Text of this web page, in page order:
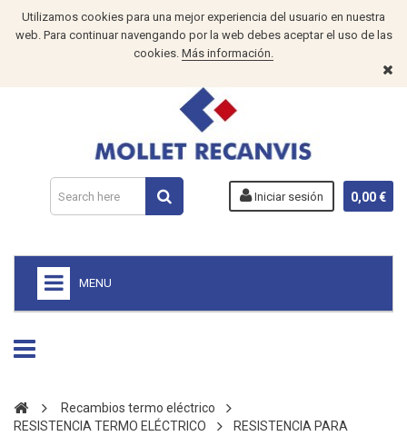
Utilizamos cookies para una mejor experiencia del usuario en nuestra
web. Para continuar navengando por la web debes aceptar el uso de las
cookies. Más información.
0,00 €
Iniciar sesión
MENU
Recambios termo eléctrico
RESISTENCIA TERMO ELÉCTRICO
RESISTENCIA PARA